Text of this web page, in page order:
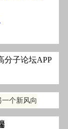
分子论坛APP